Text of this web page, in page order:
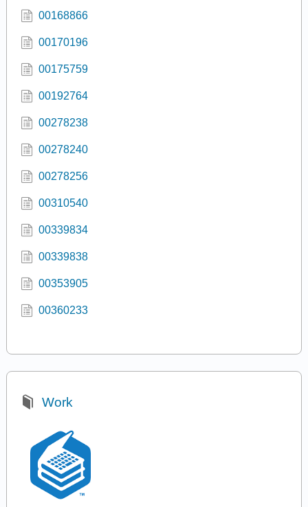
00168866
00170196
00175759
00192764
00278238
00278240
00278256
00310540
00339834
00339838
00353905
00360233
Work